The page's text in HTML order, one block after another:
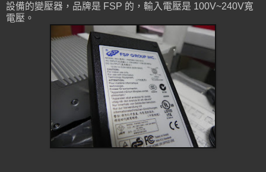
設備的變壓器，品牌是 FSP 的，輸入電壓是 100V~240V寬
電壓。